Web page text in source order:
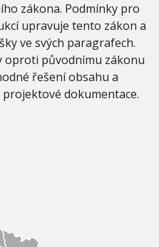
zákona. Podmínky pro
upravuje tento zákon a
ve svých paragrafech.
oproti původnímu zákonu
řešení obsahu a
dokumentace.